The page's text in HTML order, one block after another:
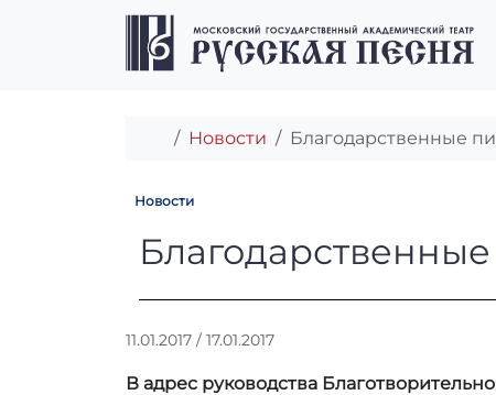
Перейти к содержимому
Перейти к футеру
Главная
Новости Благодарственные
Новости
11.01.2017 / 17.01.2017
т
В адрес руководства